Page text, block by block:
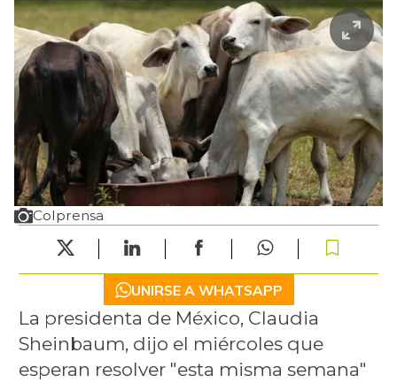
Colprensa
UNIRSE A WHATSAPP
La presidenta de México, Claudia
Sheinbaum, dijo el miércoles que
esperan resolver "esta misma semana"